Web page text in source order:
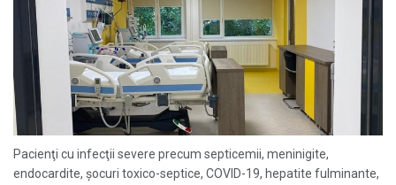
Pacienţi cu infecţii severe precum septicemii, meninigite,
endocardite, şocuri toxico-septice, COVID-19, hepatite fulminante,